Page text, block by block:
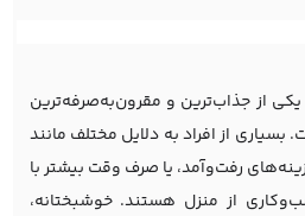
از جذاب‌ترین و مقرون‌به‌صرفه‌ترین
از افراد به دلایل مختلف مانند
رفت‌وآمد، یا صرف وقت بیشتر با
از منزل هستند. خوشبختانه،